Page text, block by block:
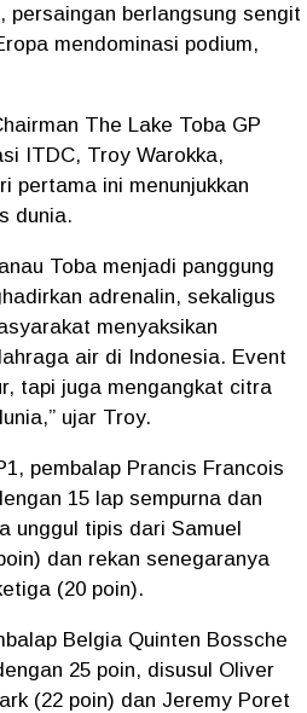
persaingan berlangsung sengit
mendominasi podium,
The Lake Toba GP
ITDC, Troy Warokka,
pertama ini menunjukkan
dunia.
Toba menjadi panggung
adrenalin, sekaligus
menyaksikan
air di Indonesia. Event
tapi juga mengangkat citra
ujar Troy.
pembalap Prancis Francois
15 lap sempurna dan
unggul tipis dari Samuel
dan rekan senegaranya
(20 poin).
Belgia Quinten Bossche
25 poin, disusul Oliver
(22 poin) dan Jeremy Poret